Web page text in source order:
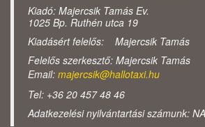
Kiadó: Majercsik Tamás Ev.
1025 Bp. Ruthén utca 19
Kiadásért felelős: Majercsik Tamás
Felelős szerkesztő: Majercsik Tamás
Email: majercsik@hallotaxi.hu
Tel: +36 20 457 48 46
Adatkezelési nyilvántartási számunk: